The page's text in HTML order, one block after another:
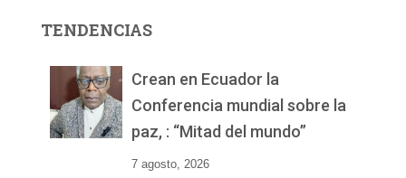
d
TENDENCIAS
Crean en Ecuador la
Conferencia mundial sobre la
paz, : “Mitad del mundo”
7 agosto, 2026